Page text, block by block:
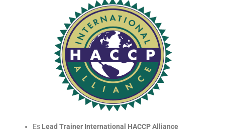
Es Lead Trainer International HACCP Alliance